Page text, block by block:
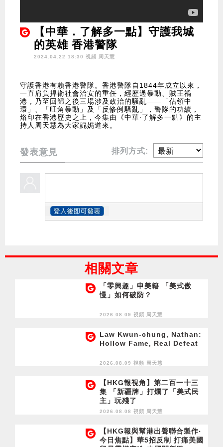
【中華．了解多一點】守護我城
的英雄 香港警隊
2024.04.22 18:30 視頻 周天慧
守護香港有賴香港警隊。香港警隊自1844年成立以來，
一直肩負捍衛社會治安的重任，經歷過暴動、賊王禍
港，乃至回歸之後三場涉及政治的騷亂——「佔領中
環」、「旺角暴動」及「反修例騷亂」，警隊的功績，
烙印在香港歷史之上，今集由《中華‧了解多一點》的主
持人周天慧為大家娓娓道來。
發表意見 排列方式:
相關文章
「零興趣」申美籍 「美式傲
慢」如何破防？
2026.08.09 視頻 周天慧
Law Kwun-chung, Nathan:
Hollow Fame, Real Defeat
2026.08.09 視頻 周天慧
【HKG報視角】第二百一十三
集 「新疆牌」打爛了「美式民
主」玩殘了
2026.08.08 視頻 周天慧
【HKG報與幫港出聲聯合製作‧
今日焦點】華5招反制 打痛美國